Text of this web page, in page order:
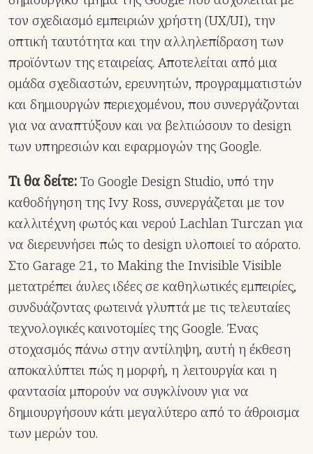
τον σχεδιασμό εμπειριών χρήστη (UX/UI), την
οπτική ταυτότητα και την αλληλεπίδραση των
προϊόντων της εταιρείας. Αποτελείται από μια
ομάδα σχεδιαστών, ερευνητών, προγραμματιστών
και δημιουργών περιεχομένου, που συνεργάζονται
για να αναπτύξουν και να βελτιώσουν το design
των υπηρεσιών και εφαρμογών της Google.
Τι θα δείτε:Το Google Design Studio, υπό την
καθοδήγηση της Ivy Ross, συνεργάζεται με τον
καλλιτέχνη φωτός και νερού Lachlan Turczan για
να διερευνήσει πώς το design υλοποιεί το αόρατο.
Στο Garage 21, το Making the Invisible Visible
μετατρέπει άυλες ιδέες σε καθηλωτικές εμπειρίες,
συνδυάζοντας φωτεινά γλυπτά με τις τελευταίες
τεχνολογικές καινοτομίες της Google. Ένας
στοχασμός πάνω στην αντίληψη, αυτή η έκθεση
αποκαλύπτει πώς η μορφή, η λειτουργία και η
φαντασία μπορούν να συγκλίνουν για να
δημιουργήσουν κάτι μεγαλύτερο από το άθροισμα
των μερών του.